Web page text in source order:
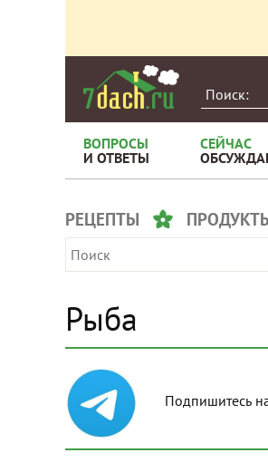
ВОПРОСЫ
И ОТВЕТЫ
СЕЙЧАС
РЕЦЕПТЫ
Рыба